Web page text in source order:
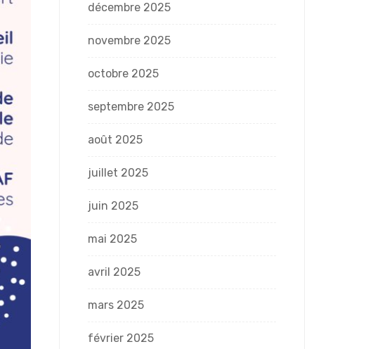
décembre 2025
novembre 2025
octobre 2025
septembre 2025
août 2025
juillet 2025
juin 2025
mai 2025
avril 2025
mars 2025
février 2025